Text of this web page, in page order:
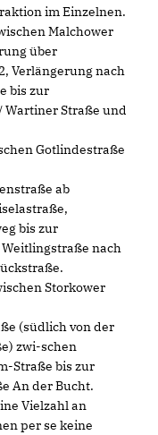
im Einzelnen.
Malchower
über
Verlängerung nach
bis zur
Wartiner Straße und
Gotlindestraße
ab
bis zur
nach
Storkower
(südlich von der
zwi-schen
Straße bis zur
An der Bucht.
Vielzahl an
per se keine